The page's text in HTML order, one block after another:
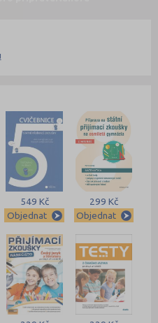
549 Kč
Objednat
299 Kč
Objednat